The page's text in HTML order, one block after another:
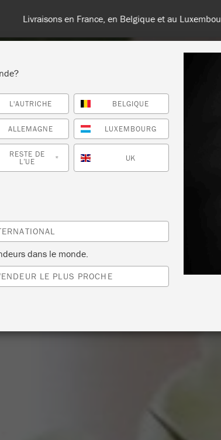
Livraisons en France, en Belgique et au Luxembourg -
TOUTES LES COULEURS À PROPOS
L'AUTRICHE BELGIQUE
ALLEMAGNE LUXEMBOURG
RESTE DE
L’UE * UK
dans le monde.
LE PLUS PROCHE